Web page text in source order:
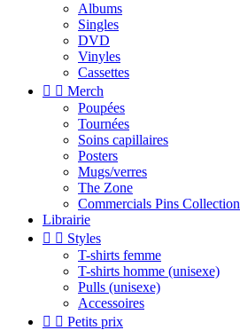
Albums
Singles
DVD
Vinyles
Cassettes
  Merch
Poupées
Tournées
Soins capillaires
Posters
Mugs/verres
The Zone
Commercials Pins Collection
Librairie
  Styles
T-shirts femme
T-shirts homme (unisexe)
Pulls (unisexe)
Accessoires
  Petits prix